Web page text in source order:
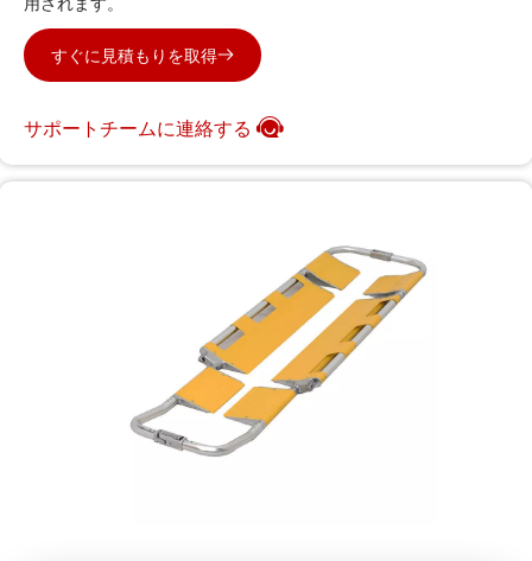
すぐに見積もりを取得
サポートチームに連絡する